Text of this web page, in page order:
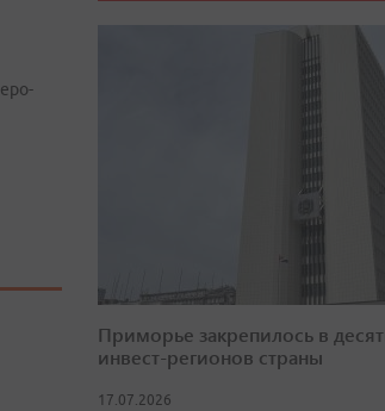
Приморье закрепилось в
инвест-регионов страны
17.07.2026